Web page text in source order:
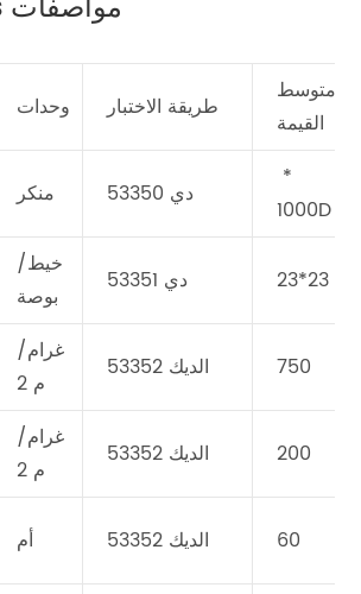
وحدات طريقة الاختبار
متوسط
القيمة
منكر دي 53350
‬ *
1000D
خيط/
بوصة
دي 53351 23*23
غرام/
م 2
الديك 53352 750
غرام/
م 2
الديك 53352 200
أم الديك 53352 60